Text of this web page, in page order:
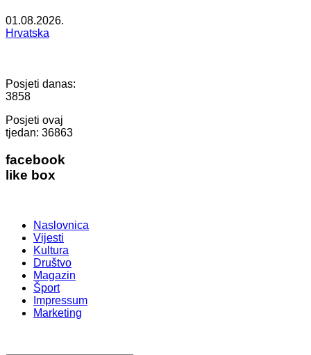
01.08.2026.
Hrvatska
Posjeti danas:
3858
Posjeti ovaj
tjedan: 36863
facebook
like box
Naslovnica
Vijesti
Kultura
Društvo
Magazin
Šport
Impressum
Marketing